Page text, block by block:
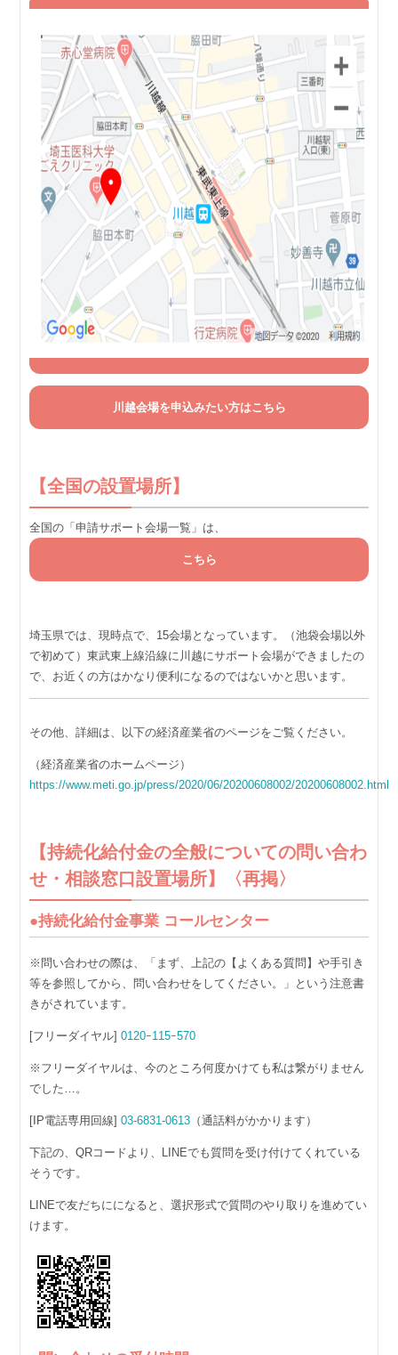
川越会場を申込みたい方はこちら
【全国の設置場所】
全国の「申請サポート会場一覧」は、
こちら
埼玉県では、現時点で、15会場となっています。（池袋会場以外
で初めて）東武東上線沿線に川越にサポート会場ができましたの
で、お近くの方はかなり便利になるのではないかと思います。
その他、詳細は、以下の経済産業省のページをご覧ください。
（経済産業省のホームページ）
https://www.meti.go.jp/press/2020/06/20200608002/20200608002.html
【持続化給付金の全般についての問い合わ
せ・相談窓口設置場所】〈再掲〉
●持続化給付金事業 コールセンター
※問い合わせの際は、「まず、上記の【よくある質問】や手引き
等を参照してから、問い合わせをしてください。」という注意書
きがされています。
[フリーダイヤル]0120ｰ115ｰ570
※フリーダイヤルは、今のところ何度かけても私は繋がりません
でした…。
[IP電話専用回線]03-6831-0613 （通話料がかかります）
下記の、QRコードより、LINEでも質問を受け付けてくれている
そうです。
LINEで友だちにになると、選択形式で質問のやり取りを進めてい
けます。